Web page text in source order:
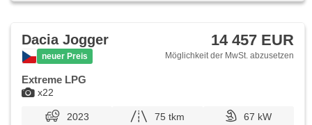
x22
Dacia Jogger
neuer Preis
14 457 EUR
Möglichkeit der MwSt. abzusetzen
Extreme LPG
2023 75 tkm
67 kW